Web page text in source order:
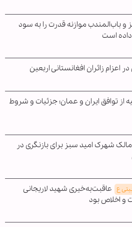
و باب‌المندب موازنه قدرت را به سود
است
اعزام زائران افغانستانی اربعین
از توافق ایران و عمان؛ جزئیات و شروط
شهرک امید سبز برای بازنگری در
ع عاقبت‌به‌خیری شهید لاریجانی
و اخلاص بود